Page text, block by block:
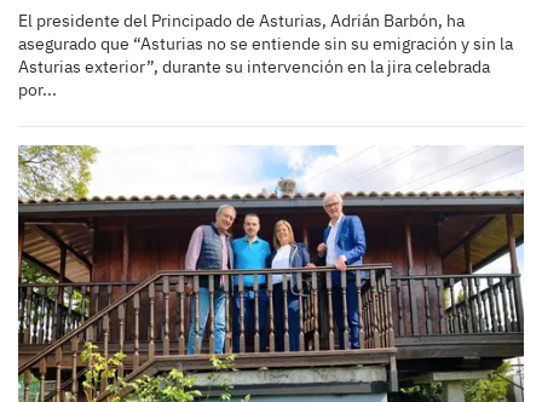
El presidente del Principado de Asturias, Adrián Barbón, ha
asegurado que “Asturias no se entiende sin su emigración y sin la
Asturias exterior”, durante su intervención en la jira celebrada
por...